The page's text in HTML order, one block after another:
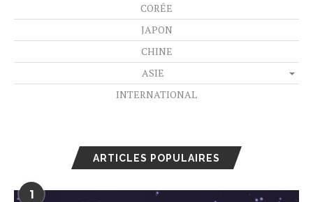
CORÉE
JAPON
CHINE
ASIE
INTERNATIONAL
ARTICLES POPULAIRES
1